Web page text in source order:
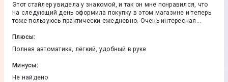
Этот стайлер увидела у знакомой, и так он мне понравился, что
на следующий день оформила покупку в этом магазине и теперь
тоже пользуюсь практически ежедневно. Очень интересная
Локоны захватывает и накручивает автоматически, в конце
выдает звуковой сигнал об окончании процесса. Нагревается до
необходимой температуры меньше чем за минуту. Самое
главное, что еще ни разу волосы не пережгла и не пересушила,
прическа всегда получается идеальной. Внутри этот прибор
имеет специальное покрытие, которое делает волосы
Плюсы:
Полная автоматика, лёгкий, удобный в руке
Минусы:
Не найдено